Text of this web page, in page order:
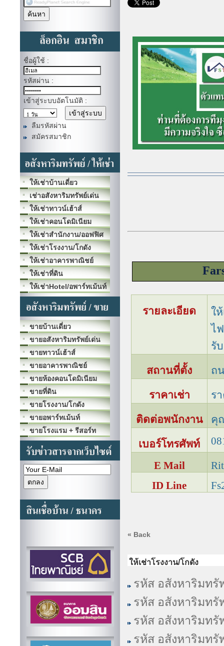
ชื่อผู้ใช้ :
รหัสผ่าน :
เข้าสู่ระบบอัตโนมัติ :
ลืมรหัสผ่าน
สมัครสมาชิก
ให้เช่าบ้านเดี่ยว
เช่าอสังหาริมทรัพย์เด่น
ให้เช่าทาวน์เฮ้าส์
ให้เช่าคอนโดมิเนียม
ให้เช่าสำนักงาน/ออฟฟิศ
ให้เช่าโรงงาน/โกดัง
ให้เช่าอาคารพาณิชย์
ให้เช่าที่ดิน
ให้เช่าHotel/อพาร์ทเม้นท์
ขายบ้านเดี่ยว
ขายอสังหาริมทรัพย์เด่น
ขายทาวน์เฮ้าส์
ขายอาคารพาณิชย์
ขายห้องคอนโดมิเนียม
ขายที่ดิน
ขายโรงงาน/โกดัง
ขายอพาร์ทเม้นท์
ขายโรงแรม + รีสอร์ท
รายละเอียด
ใ
ไ
รั
สถานที่ตั้ง ถ
ราคาเช่า ร
ติดต่อพนักงาน คุ
เบอร์โทรศัพท์
E Mail
ID Line
« Back
ให้เช่าโรงงาน/โกดัง
รหัส อสังหาริมทรั
รหัส อสังหาริมทรั
รหัส อสังหาริมทรั
รหัส อสังหาริมทรั